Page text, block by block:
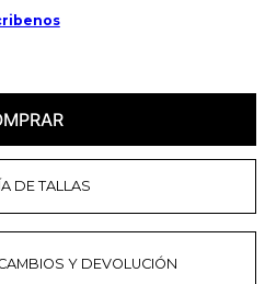
DE TALLAS
Y DEVOLUCIÓN